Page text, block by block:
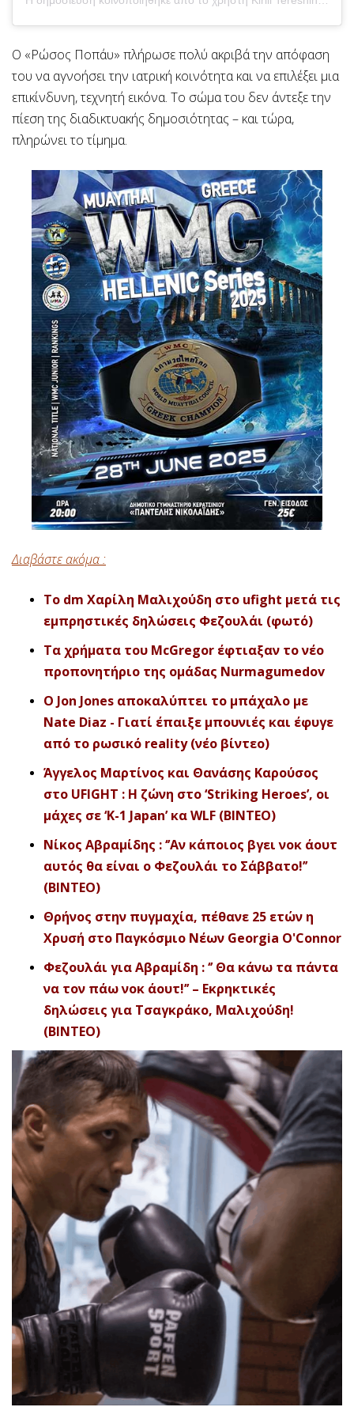
Ο «Ρώσος Ποπάυ» πλήρωσε πολύ ακριβά την απόφαση
του να αγνοήσει την ιατρική κοινότητα και να επιλέξει μια
επικίνδυνη, τεχνητή εικόνα. Το σώμα του δεν άντεξε την
πίεση της διαδικτυακής δημοσιότητας – και τώρα,
πληρώνει το τίμημα.
Διαβάστε ακόμα :
Το dm Χαρίλη Μαλιχούδη στο ufight μετά τις
εμπρηστικές δηλώσεις Φεζουλάι (φωτό)
Τα χρήματα του McGregor έφτιαξαν το νέο
προπονητήριο της ομάδας Nurmagumedov
Ο Jon Jones αποκαλύπτει το μπάχαλο με
Nate Diaz - Γιατί έπαιξε μπουνιές και έφυγε
από το ρωσικό reality (νέο βίντεο)
Άγγελος Μαρτίνος και Θανάσης Καρούσος
στο UFIGHT : Η ζώνη στο ‘Striking Heroes’, οι
μάχες σε ‘K-1 Japan’ κα WLF (ΒΙΝΤΕΟ)
Νίκος Αβραμίδης : ‘’Αν κάποιος βγει νοκ άουτ
αυτός θα είναι ο Φεζουλάι το Σάββατο!’’
(BΙΝΤΕΟ)
Θρήνος στην πυγμαχία, πέθανε 25 ετών η
Χρυσή στο Παγκόσμιο Νέων Georgia O'Connor
Φεζουλάι για Αβραμίδη : ‘’ Θα κάνω τα πάντα
να τον πάω νοκ άουτ!’’ – Εκρηκτικές
δηλώσεις για Τσαγκράκο, Μαλιχούδη!
(ΒΙΝΤΕΟ)